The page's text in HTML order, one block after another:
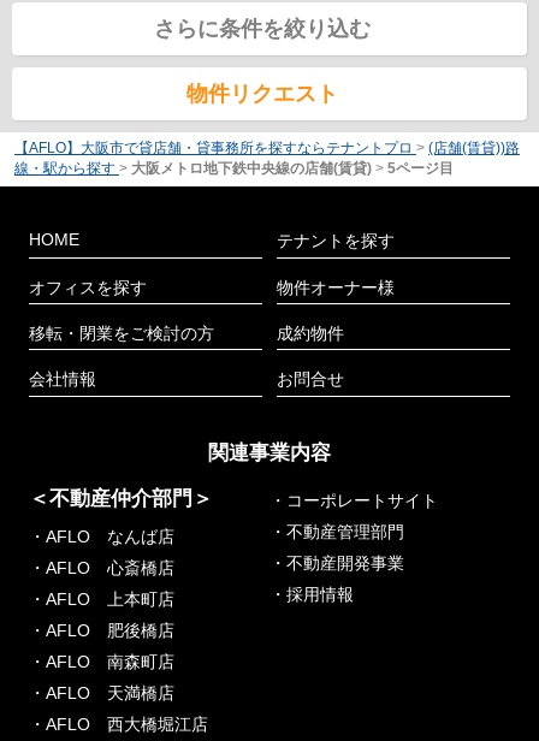
さらに条件を絞り込む
物件リクエスト
【AFLO】大阪市で貸店舗・貸事務所を探すならテナントプロ > (店舗(賃貸))路
線・駅から探す > 大阪メトロ地下鉄中央線の店舗(賃貸) > 5ページ目
HOME
オフィスを探す
移転・閉業をご検討の方
会社情報
テナントを探す
物件オーナー様
成約物件
お問合せ
関連事業内容
＜不動産仲介部門＞
・AFLO なんば店
・AFLO 心斎橋店
・AFLO 上本町店
・AFLO 肥後橋店
・AFLO 南森町店
・AFLO 天満橋店
・AFLO 西大橋堀江店
・コーポレートサイト
・不動産管理部門
・不動産開発事業
・採用情報